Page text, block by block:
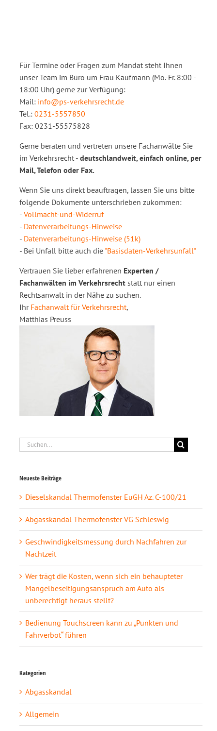
Für Termine oder Fragen zum Mandat steht Ihnen
unser Team im Büro um Frau Kaufmann (Mo.-Fr. 8:00 -
18:00 Uhr) gerne zur Verfügung:
Mail: info@ps-verkehrsrecht.de
Tel.: 0231-5557850
Fax: 0231-55575828
Gerne beraten und vertreten unsere Fachanwälte Sie
im Verkehrsrecht - deutschlandweit, einfach online, per
Mail, Telefon oder Fax.
Wenn Sie uns direkt beauftragen, lassen Sie uns bitte
folgende Dokumente unterschrieben zukommen:
- Vollmacht-und-Widerruf
- Datenverarbeitungs-Hinweise
- Datenverarbeitungs-Hinweise (51k)
- Bei Unfall bitte auch die "Basisdaten-Verkehrsunfall"
Vertrauen Sie lieber erfahrenen Experten /
Fachanwälten im Verkehrsrecht statt nur einen
Rechtsanwalt in der Nähe zu suchen.
Ihr Fachanwalt für Verkehrsrecht,
Matthias Preuss
Suche
nach:
Neueste Beiträge
Dieselskandal Thermofenster EuGH Az. C-100/21
Abgasskandal Thermofenster VG Schleswig
Geschwindigkeitsmessung durch Nachfahren zur
Nachtzeit
Wer trägt die Kosten, wenn sich ein behaupteter
Mangelbeseitigungsanspruch am Auto als
unberechtigt heraus stellt?
Bedienung Touchscreen kann zu „Punkten und
Fahrverbot“ führen
Kategorien
Abgasskandal
Allgemein